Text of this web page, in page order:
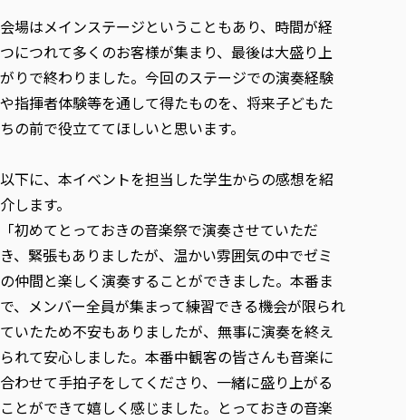
ICT教育
初年次教育（リエゾンゼミⅠ）
実学臨床教育（総合福祉学部のみ履修可能）
教育実践活動（教育学科学生のみ受講可能）
禅のこころ
学びのサポート
学びのサポート
学費（学部学科）
宿舎の紹介
学生生活サポート
学生自主活動支援
社会人学生の育児支援（一時預かり）
学生総合補償制度
スポーツ傷害保険
伝承講座「311『伝える／備える』次世代塾」
JICA草の根技術協力事業
被災地の子ども支援活動
研究所について
研究者のご紹介
会場はメインステージということもあり、時間が経
つにつれて多くのお客様が集まり、最後は大盛り上
がりで終わりました。今回のステージでの演奏経験
や指揮者体験等を通して得たものを、将来子どもた
ちの前で役立ててほしいと思います。
以下に、本イベントを担当した学生からの感想を紹
介します。
「初めてとっておきの音楽祭で演奏させていただ
き、緊張もありましたが、温かい雰囲気の中でゼミ
の仲間と楽しく演奏することができました。本番ま
で、メンバー全員が集まって練習できる機会が限られ
ていたため不安もありましたが、無事に演奏を終え
られて安心しました。本番中観客の皆さんも音楽に
合わせて手拍子をしてくださり、一緒に盛り上がる
ことができて嬉しく感じました。とっておきの音楽